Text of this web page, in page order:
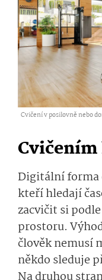
Cvičení v posilovně nebo
Digitální forma
kteří hledají
zacvičit si
prostoru.
člověk nemusí
někdo sleduje